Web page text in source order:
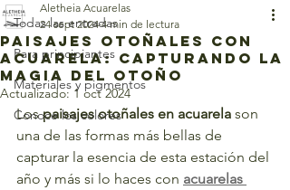
Todas las entradas
Para principiantes
Materiales y pigmentos
Conoce los colores
Paisajes Otoñales con
Acuarela: Capturando la
Magia del Otoño
Aletheia Acuarelas
24 sept 2024 4 min de lectura
Actualizado:1 oct 2024
Los paisajes otoñales en acuarela son
una de las formas más bellas de
capturar la esencia de esta estación del
año y más si lo haces con acuarelas